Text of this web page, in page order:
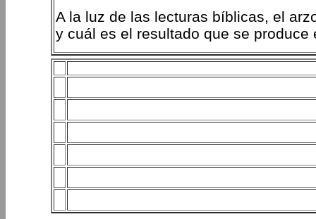
A la luz de las lecturas bíblicas, el
y cuál es el resultado que se